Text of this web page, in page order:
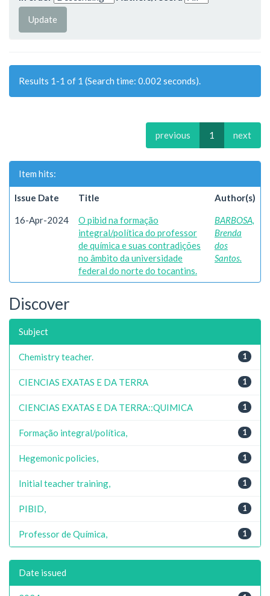
Results 1-1 of 1 (Search time: 0.002 seconds).
previous 1 next
Item hits:
Issue Date Title Author(s)
16-Apr-2024
O pibid na formação
integral/política do professor
de química e suas contradições
no âmbito da universidade
federal do norte do tocantins.
BARBOSA,
Brenda
dos
Santos.
Discover
Subject
1
Chemistry teacher.
1
CIENCIAS EXATAS E DA TERRA
1
CIENCIAS EXATAS E DA TERRA::QUIMICA
1
Formação integral/política,
1
Hegemonic policies,
1
Initial teacher training,
1
PIBID,
1
Professor de Química,
Date issued